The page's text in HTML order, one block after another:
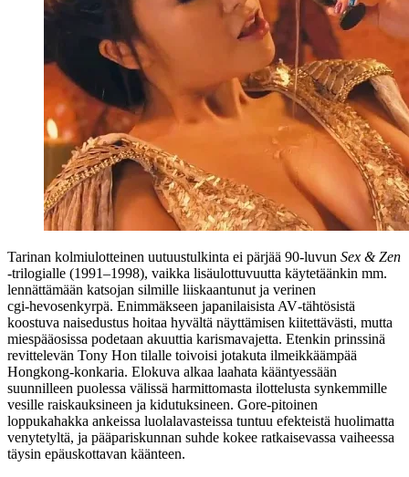
Tarinan kolmiulotteinen uutuustulkinta ei pärjää 90‑luvun Sex & Zen
‑trilogialle (1991–1998), vaikka lisäulottuvuutta käytetäänkin mm.
lennättämään katsojan silmille liiskaantunut ja verinen
cgi‑hevosenkyrpä. Enimmäkseen japanilaisista AV‑tähtösistä
koostuva naisedustus hoitaa hyvältä näyttämisen kiitettävästi, mutta
miespääosissa podetaan akuuttia karismavajetta. Etenkin prinssinä
revittelevän Tony Hon tilalle toivoisi jotakuta ilmeikkäämpää
Hongkong-konkaria. Elokuva alkaa laahata kääntyessään
suunnilleen puolessa välissä harmittomasta ilottelusta synkemmille
vesille raiskauksineen ja kidutuksineen. Gore-pitoinen
loppukahakka ankeissa luolalavasteissa tuntuu efekteistä huolimatta
venytetyltä, ja pääpariskunnan suhde kokee ratkaisevassa vaiheessa
täysin epäuskottavan käänteen.